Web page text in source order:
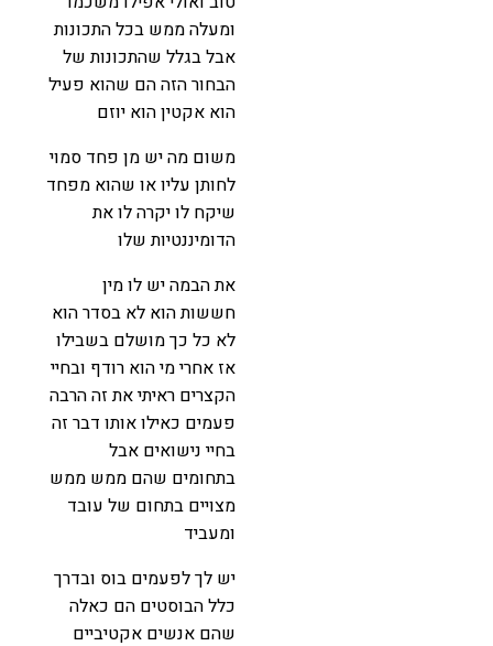
ומעלה ממש בכל התכונות
אבל בגלל שהתכונות של
הבחור הזה הם שהוא פעיל
הוא אקטין הוא יוזם
משום מה יש מן פחד סמוי
לחותן עליו או שהוא מפחד
שיקח לו יקרה לו את
הדומיננטיות שלו
את הבמה יש לו מין
חששות הוא לא בסדר הוא
לא כל כך מושלם בשבילו
אז אחרי מי הוא רודף ובחיי
הקצרים ראיתי את זה הרבה
פעמים כאילו אותו דבר זה
בחיי נישואים אבל
בתחומים שהם ממש ממש
מצויים בתחום של עובד
ומעביד
יש לך לפעמים בוס ובדרך
כלל הבוסטים הם כאלה
שהם אנשים אקטיביים